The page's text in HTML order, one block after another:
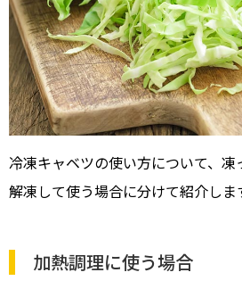
冷凍キャベツの使い方について、凍
解凍して使う場合に分けて紹介しま
加熱調理に使う場合